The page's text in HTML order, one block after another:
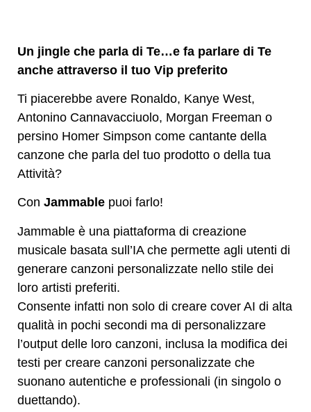
Un jingle che parla di Te…e fa parlare di Te
anche attraverso il tuo Vip preferito
Ti piacerebbe avere Ronaldo, Kanye West,
Antonino Cannavacciuolo, Morgan Freeman o
persino Homer Simpson come cantante della
canzone che parla del tuo prodotto o della tua
Attività?
Con Jammable puoi farlo!
Jammable è una piattaforma di creazione
musicale basata sull’IA che permette agli utenti di
generare canzoni personalizzate nello stile dei
loro artisti preferiti.
Consente infatti non solo di creare cover AI di alta
qualità in pochi secondi ma di personalizzare
l’output delle loro canzoni, inclusa la modifica dei
testi per creare canzoni personalizzate che
suonano autentiche e professionali (in singolo o
duettando).